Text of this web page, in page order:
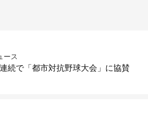
ース
続で「都市対抗野球大会」に協賛